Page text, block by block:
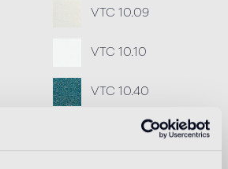
VTC 10.09
VTC 10.10
VTC 10.40